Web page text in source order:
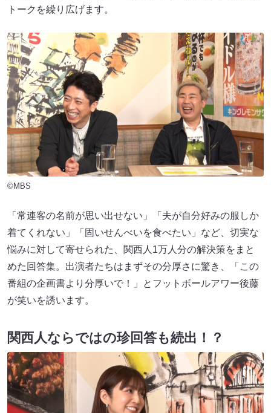
トークを繰り広げます。
©MBS
「常連客の名前が思い出せない」「夫が自分好みの服しか
着てくれない」「固いせんべいを食べたい」など、切実な
悩みに対して寄せられた、関西人1万人分の解決策をまと
めた回答集。出演者たちはまずその分厚さに驚き、「この
番組の企画書より分厚いで！」とフットボールアワー後藤
が笑いを誘います。
関西人ならではの珍回答も続出！？